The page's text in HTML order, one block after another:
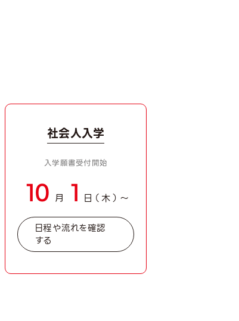
トを詳しくお伝えします。
夢や目標を一緒にエントリーシ
社会人入学
入学願書受付開始
10 月 1 日（木）〜
日程や流れを確認
する